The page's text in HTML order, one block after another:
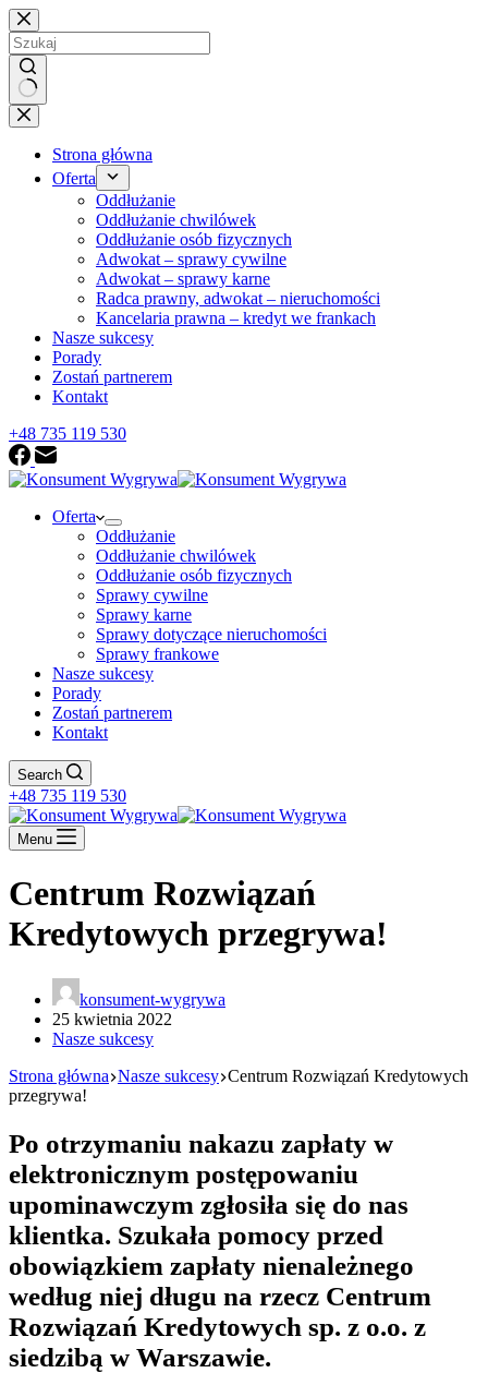
Przejdź
do
treści
Brak
wyników
Strona główna
Oferta
Oddłużanie
Oddłużanie chwilówek
Oddłużanie osób fizycznych
Adwokat – sprawy cywilne
Adwokat – sprawy karne
Radca prawny, adwokat – nieruchomości
Kancelaria prawna – kredyt we frankach
Nasze sukcesy
Porady
Zostań partnerem
Kontakt
+48 735 119 530
Oferta
Oddłużanie
Oddłużanie chwilówek
Oddłużanie osób fizycznych
Sprawy cywilne
Sprawy karne
Sprawy dotyczące nieruchomości
Sprawy frankowe
Nasze sukcesy
Porady
Zostań partnerem
Kontakt
Search
+48 735 119 530
Menu
Centrum Rozwiązań
Kredytowych przegrywa!
konsument-wygrywa
25 kwietnia 2022
Nasze sukcesy
Strona główna Nasze sukcesy Centrum Rozwiązań Kredytowych
przegrywa!
Po otrzymaniu nakazu zapłaty w
elektronicznym postępowaniu
upominawczym zgłosiła się do nas
klientka. Szukała pomocy przed
obowiązkiem zapłaty nienależnego
według niej długu na rzecz Centrum
Rozwiązań Kredytowych sp. z o.o. z
siedzibą w Warszawie.